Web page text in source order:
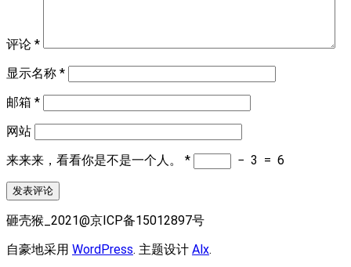
评论 *
显示名称 *
邮箱 *
网站
来来来，看看你是不是一个人。
* − 3 = 6
砸壳猴_2021@京ICP备15012897号
自豪地采用 WordPress. 主题设计 Alx.